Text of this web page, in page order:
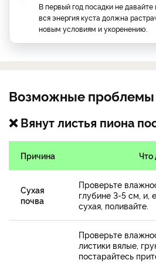
В первый год посадки не
вся энергия куста должна
новым условиям и укоренению.
Возможные проблемы
❌ Вянут листья пиона
Причина Что
Сухая
почва
Проверьте
глубине 3-5 см, и,
сухая, поливайте.
Проверьте
листики вялые,
постарайтесь